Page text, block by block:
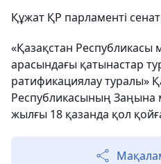
Құжат ҚР парламенті
«Қазақстан Республикасы
арасындағы қатынастар
ратификациялау туралы»
Республикасының
жылғы 18 қазанда қол